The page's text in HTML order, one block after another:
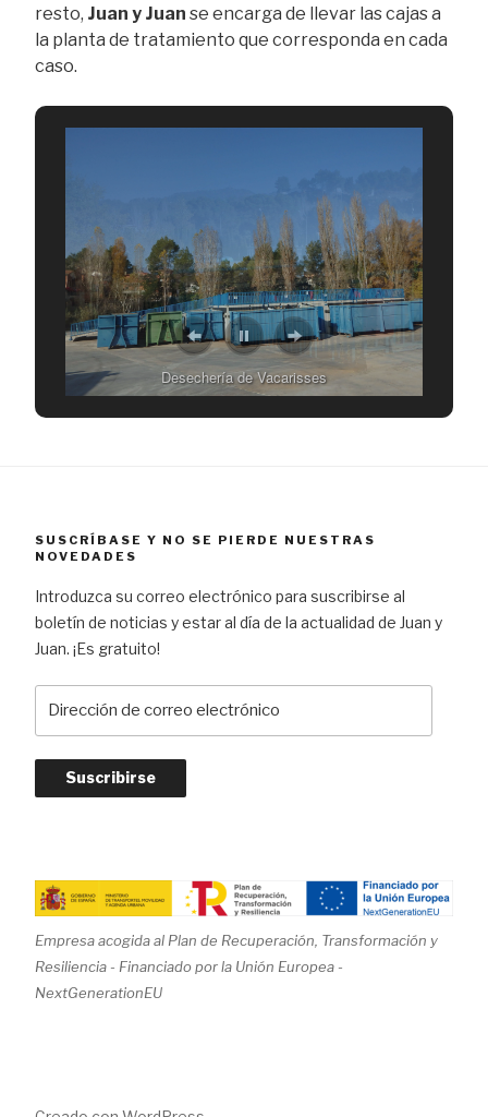
resto, Juan y Juan se encarga de llevar las cajas a
la planta de tratamiento que corresponda en cada
caso.
Desechería de Vacarisses
Desechería de Vacarisses
SUSCRÍBASE Y NO SE PIERDE NUESTRAS
NOVEDADES
Introduzca su correo electrónico para suscribirse al
boletín de noticias y estar al día de la actualidad de Juan y
Juan. ¡Es gratuito!
c
ó
n
d
e
c
Empresa acogida al Plan de Recuperación, Transformación y
Resiliencia - Financiado por la Unión Europea -
NextGenerationEU